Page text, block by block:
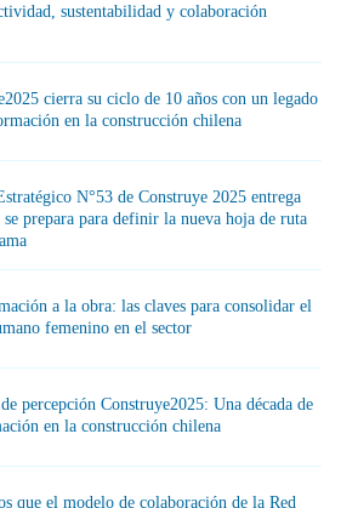
sustentabilidad y colaboración
cierra su ciclo de 10 años con un legado
en la construcción chilena
N°53 de Construye 2025 entrega
se prepara para definir la nueva hoja de ruta
a la obra: las claves para consolidar el
femenino en el sector
percepción Construye2025: Una década de
en la construcción chilena
que el modelo de colaboración de la Red